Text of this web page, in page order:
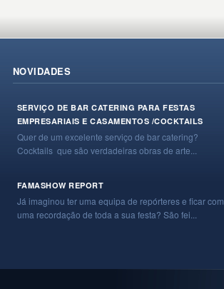
NOVIDADES
SERVIÇO DE BAR CATERING PARA FESTAS
EMPRESARIAIS E CASAMENTOS /COCKTAILS
Quer de um excelente serviço de bar catering?
Cocktails que são verdadeiras obras de arte...
FAMASHOW REPORT
Já imaginou ter uma equipa de repórteres e ficar com
uma recordação de toda a sua festa? São fei...